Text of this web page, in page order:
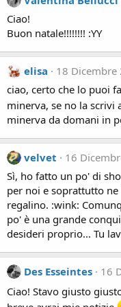
Ciao!
Buon natale!!!!!!!! :YY
elisa
18 Dicembre
ciao, certo che lo puoi
minerva, se no la scrivi
minerva da domani in
velvet
16
Sì, ho fatto un po' di
per noi e soprattutto
regalino. :wink:
po' è una grande
desideri proprio... Tu
Des Esseintes
16
Ciao! Stavo giusto